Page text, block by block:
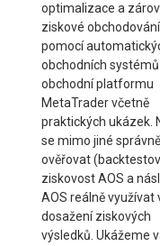
optimalizace a
ziskové obchodování
pomocí
obchodních
obchodní platformu
MetaTrader včetně
praktických ukázek.
se mimo jiné správně
ověřovat
ziskovost AOS a
AOS reálně využívat
dosažení ziskových
výsledků. Ukážeme